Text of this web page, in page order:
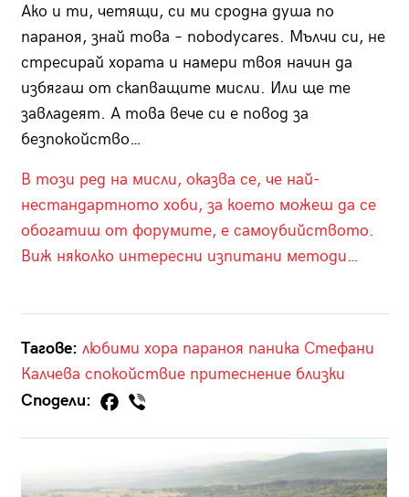
Ако и ти, четящи, си ми сродна душа по
параноя, знай това – nobodycares. Мълчи си, не
стресирай хората и намери твоя начин да
избягаш от скапващите мисли. Или ще те
завладеят. А това вече си е повод за
безпокойство…
В този ред на мисли, оказва се, че най-
нестандартното хоби, за което можеш да се
обогатиш от форумите, е самоубийството.
Виж няколко интересни изпитани методи…
Тагове: любими хора параноя паника Стефани
Калчева спокойствие притеснение близки
Сподели: